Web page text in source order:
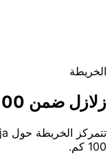
الخريطة
زلازل ضمن 100 كم من Loja
100 كم.